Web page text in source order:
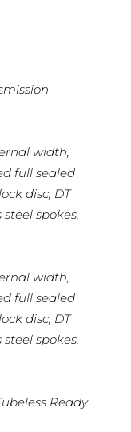
width,
full sealed
disc, DT
spokes,
width,
full sealed
disc, DT
spokes,
Ready